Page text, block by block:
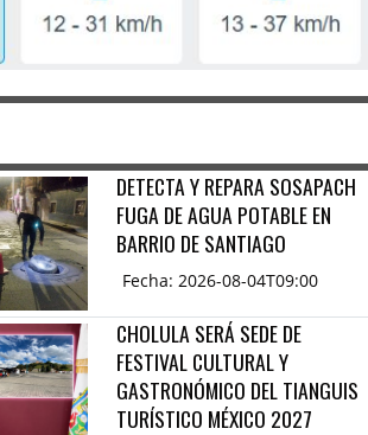
DETECTA Y REPARA SOSAPACH
FUGA DE AGUA POTABLE EN
BARRIO DE SANTIAGO
Fecha: 2026-08-04T09:00
CHOLULA SERÁ SEDE DE
FESTIVAL CULTURAL Y
GASTRONÓMICO DEL TIANGUIS
TURÍSTICO MÉXICO 2027